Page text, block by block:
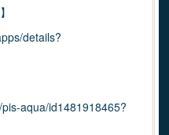
details?
aqua/id1481918465?